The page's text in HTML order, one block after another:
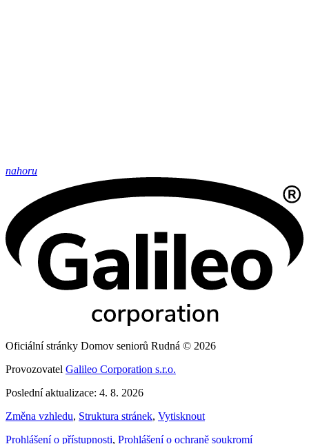
nahoru
Oficiální stránky Domov seniorů Rudná © 2026
Provozovatel Galileo Corporation s.r.o.
Poslední aktualizace: 4. 8. 2026
Změna vzhledu, Struktura stránek, Vytisknout
Prohlášení o přístupnosti, Prohlášení o ochraně soukromí